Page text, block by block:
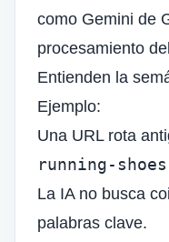
como Gemini de
procesamiento
Entienden la
Ejemplo:
Una URL rota
running-
La IA no busca
palabras clave.